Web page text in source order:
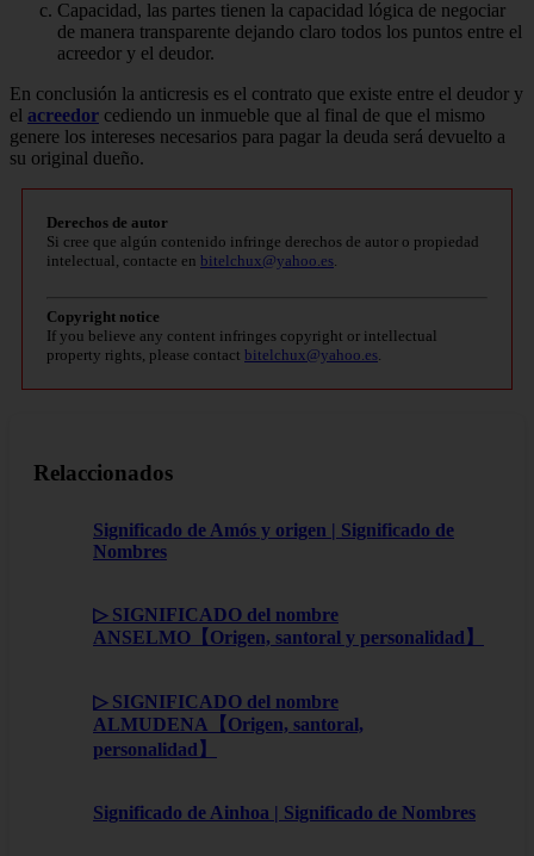
Capacidad, las partes tienen la capacidad lógica de negociar
de manera transparente dejando claro todos los puntos entre el
acreedor y el deudor.
En conclusión la anticresis es el contrato que existe entre el deudor y
el acreedor cediendo un inmueble que al final de que el mismo
genere los intereses necesarios para pagar la deuda será devuelto a
su original dueño.
Derechos de autor
Si cree que algún contenido infringe derechos de autor o propiedad
intelectual, contacte en bitelchux@yahoo.es
Copyright notice
If you believe any content infringes copyright or intellectual
property rights, please contact bitelchux@yahoo.es
Relaccionados
Significado de Amós y origen | Significado de
Nombres
▷ SIGNIFICADO del nombre
ANSELMO【Origen, santoral y personalidad】
▷ SIGNIFICADO del nombre
ALMUDENA【Origen, santoral,
personalidad】
Significado de Ainhoa | Significado de Nombres